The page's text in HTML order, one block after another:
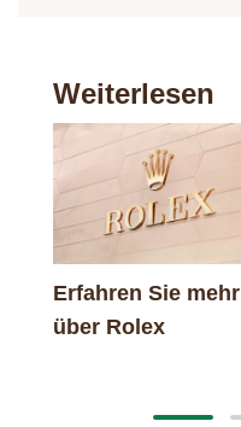
Weiterlesen
Erfahren Sie mehr
über Rolex